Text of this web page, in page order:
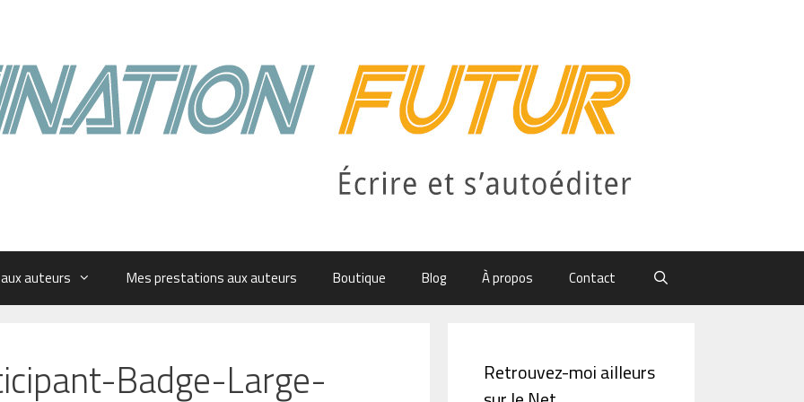
auteurs Mes prestations aux auteurs Boutique Blog À propos Contact
Badge-Large-
Retrouvez-moi ailleurs